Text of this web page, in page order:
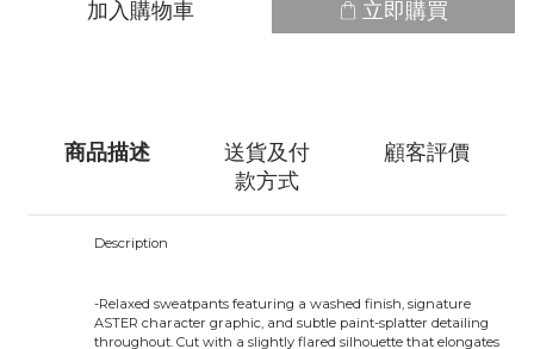
加入購物車 立即購買
商品描述
送貨及付
款方式
顧客評價
Description
-Relaxed sweatpants featuring a washed finish, signature
ASTER character graphic, and subtle paint-splatter detailing
throughout. Cut with a slightly flared silhouette that elongates